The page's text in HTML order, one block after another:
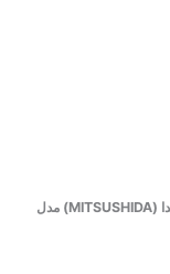
کیبورد باسیم میتسوشیدا (MITSUSHIDA) مدل